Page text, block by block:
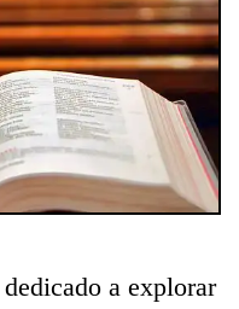
a explorar